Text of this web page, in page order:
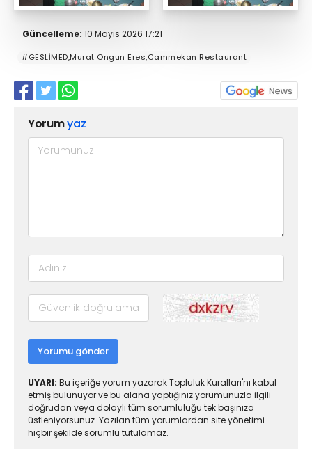
Güncelleme: 10 Mayıs 2026 17:21
#GESLİMED,Murat Ongun Eres,Cammekan Restaurant
Yorumyaz
Yorumu gönder
UYARI: Bu içeriğe yorum yazarak Topluluk Kuralları'nı kabul
etmiş bulunuyor ve bu alana yaptığınız yorumunuzla ilgili
doğrudan veya dolaylı tüm sorumluluğu tek başınıza
üstleniyorsunuz. Yazılan tüm yorumlardan site yönetimi
hiçbir şekilde sorumlu tutulamaz.